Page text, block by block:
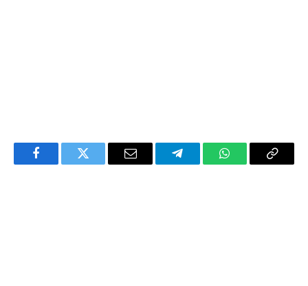
FacebookTwitter Email TelegramWhatsAppCopy